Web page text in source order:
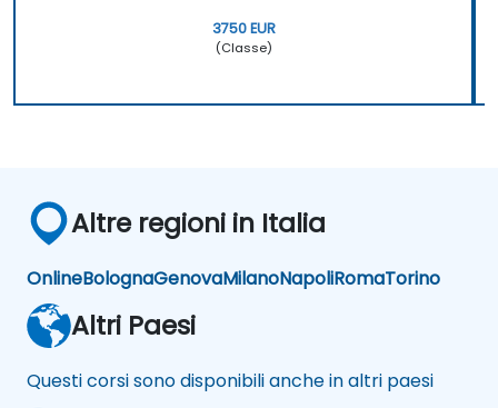
3750 EUR
(Classe)
Altre regioni in Italia
OnlineBolognaGenovaMilanoNapoliRomaTorino
Altri Paesi
Questi corsi sono disponibili anche in altri paesi